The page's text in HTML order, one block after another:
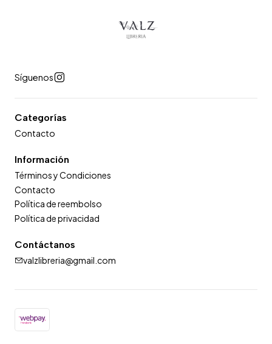
Síguenos
Categorías
Contacto
Información
Términos y Condiciones
Contacto
Política de reembolso
Política de privacidad
Contáctanos
valzlibreria@gmail.com